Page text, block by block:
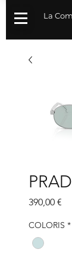
La
390,00 €
COLORIS *